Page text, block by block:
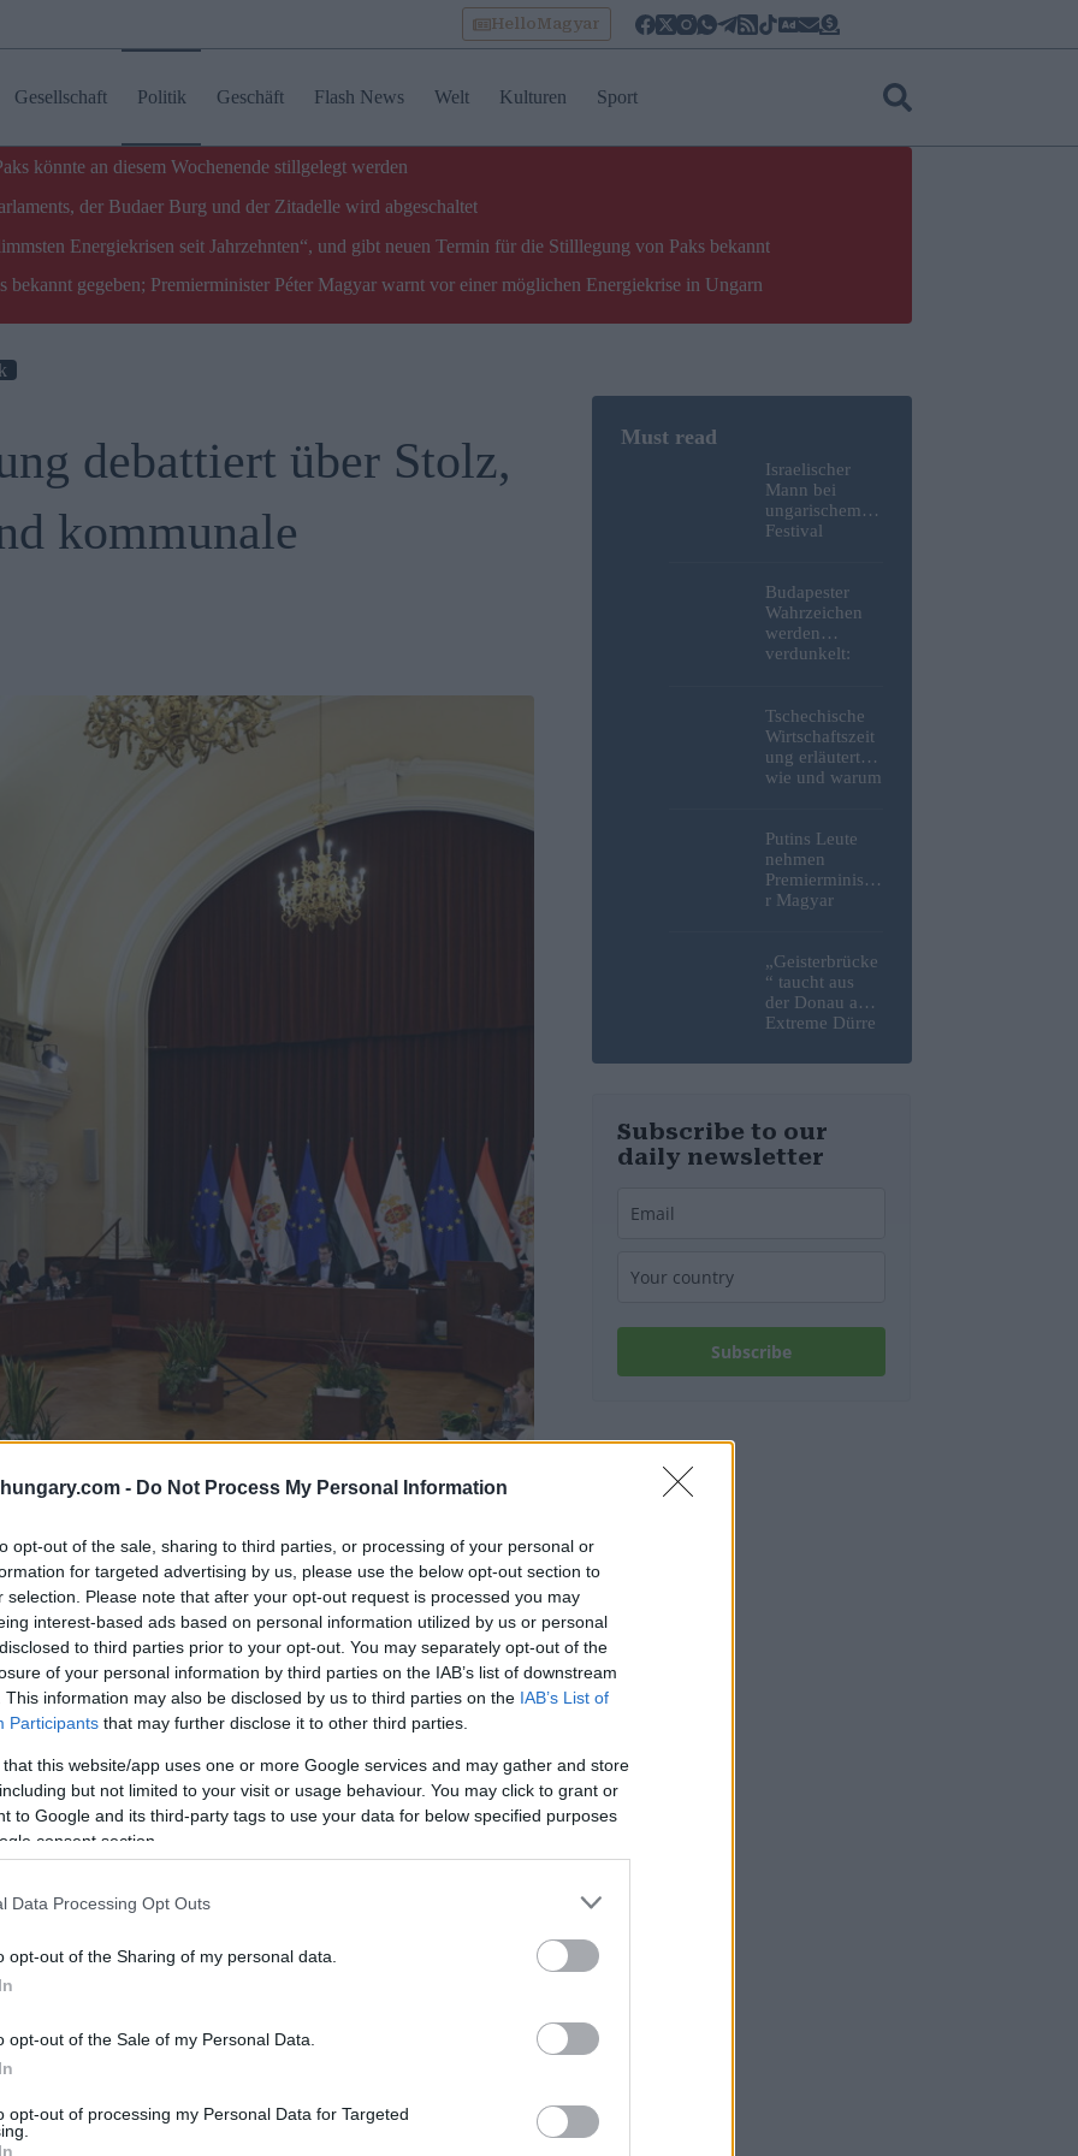
- Do Not Process My Personal Information
opt-out of the sale, sharing to third parties, or processing of your personal or
for targeted advertising by us, please use the below opt-out section to
selection. Please note that after your opt-out request is processed you may
interest-based ads based on personal information utilized by us or personal
to third parties prior to your opt-out. You may separately opt-out of the
of your personal information by third parties on the IAB’s list of downstream
This information may also be disclosed by us to third parties on the IAB’s List of
Participants that may further disclose it to other third parties.
that this website/app uses one or more Google services and may gather and store
but not limited to your visit or usage behaviour. You may click to grant or
to Google and its third-party tags to use your data for below specified purposes
consent section.
Data Processing Opt Outs
opt-out of the Sharing of my personal data.
opt-out of the Sale of my Personal Data.
opt-out of processing my Personal Data for Targeted
HelloMagyar
Gesellschaft Politik Geschäft Flash News Welt Kulturen Sport
könnte an diesem Wochenende stillgelegt werden
der Budaer Burg und der Zitadelle wird abgeschaltet
Energiekrisen seit Jahrzehnten“, und gibt neuen Termin für die Stilllegung von Paks bekannt
gegeben; Premierminister Péter Magyar warnt vor einer möglichen Energiekrise in Ungarn
debattiert über Stolz,
kommunale
des Budapest Pride Festivals, den Plan
einen Vorschlag, der die Transparenz der
in der Gemeindeversammlung und fügte hinzu,
viele Hunderttausende Ungarn nicht nur ein
mich gleich fühlen kann, ohne mich zu schämen”
Israelischer
Mann bei
ungarischem
Festival
Budapester
Wahrzeichen
werden
verdunkelt:
der Budaer
Burg und der
Zitadelle wird
abgeschaltet
Tschechische
Wirtschaftszeit
ung erläutert,
wie und warum
zurückziehen
wird
Putins Leute
nehmen
Premierministe
r Magyar
verspotten
diesmal die
Energiekrise
und das Paks-
„Geisterbrücke
“ taucht aus
der Donau auf:
Extreme Dürre
verschollenes
Weltkrieg in
Budapest frei
Subscribe to our
daily newsletter
Subscribe